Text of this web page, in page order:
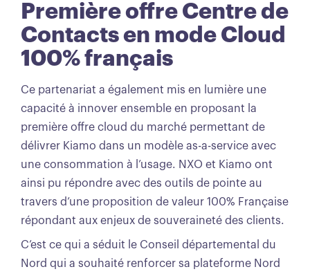
Première offre Centre de
Contacts en mode Cloud
100% français
Ce partenariat a également mis en lumière une
capacité à innover ensemble en proposant la
première offre cloud du marché permettant de
délivrer Kiamo dans un modèle as-a-service avec
une consommation à l’usage. NXO et Kiamo ont
ainsi pu répondre avec des outils de pointe au
travers d’une proposition de valeur 100% Française
répondant aux enjeux de souveraineté des clients.
C’est ce qui a séduit le Conseil départemental du
Nord qui a souhaité renforcer sa plateforme Nord